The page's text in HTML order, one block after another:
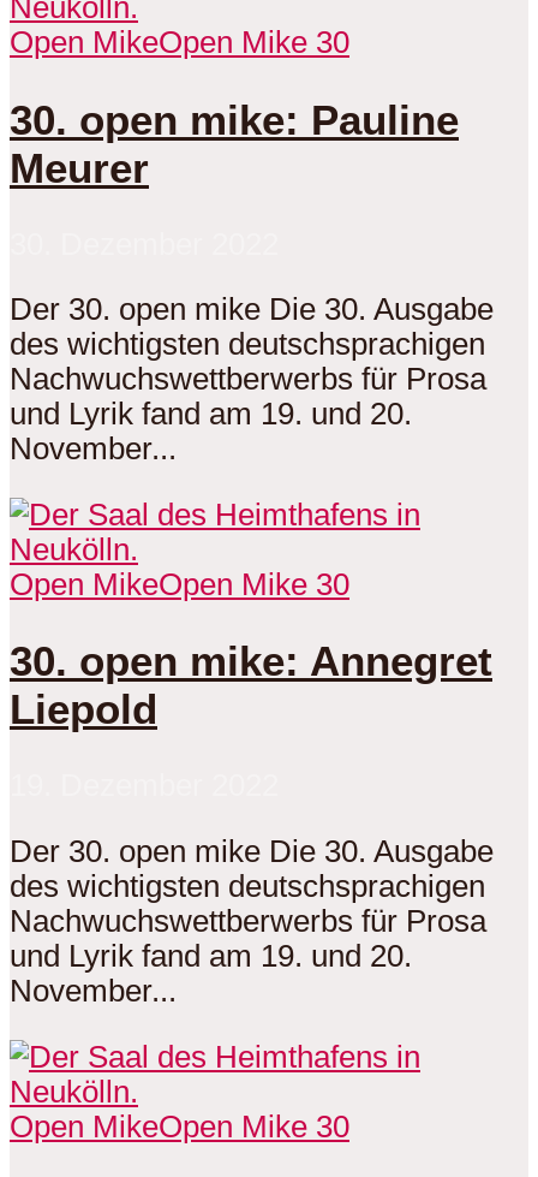
Open MikeOpen Mike 30
30. open mike: Pauline
Meurer
Der 30. open mike Die 30. Ausgabe
des wichtigsten deutschsprachigen
Nachwuchswettberwerbs für Prosa
und Lyrik fand am 19. und 20.
November...
Open MikeOpen Mike 30
30. open mike: Annegret
Liepold
Der 30. open mike Die 30. Ausgabe
des wichtigsten deutschsprachigen
Nachwuchswettberwerbs für Prosa
und Lyrik fand am 19. und 20.
November...
Open MikeOpen Mike 30